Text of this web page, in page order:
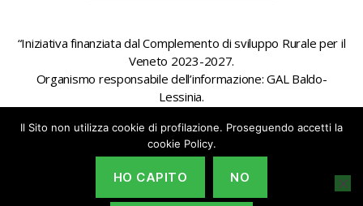
“Iniziativa finanziata dal Complemento di sviluppo Rurale per il
Veneto 2023-2027.
Organismo responsabile dell’informazione: GAL Baldo-
Lessinia.
Bonifica e Irrigazione”
Il Sito non utilizza cookie di profilazione. Proseguendo accetti la
cookie Policy.
HO CAPITO NO